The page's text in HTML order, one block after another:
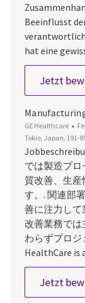
Beeinflusst
hat eine
Jetzt
GE Healthcare
Tokio, Japan, 191-
では製造プ
質改善、生産
す。. 関連部
善に注力して
改善業務で
わらずプロジ
HealthCare is
Jetzt